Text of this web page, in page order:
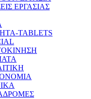
ΕΡΓΑΣΙΑΣ
TABLETS